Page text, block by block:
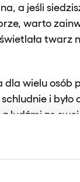
a jeśli
warto
twarz
dla wielu osób
i
ludźmi ze
czy z